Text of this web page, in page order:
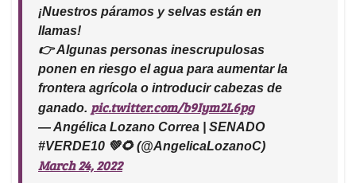
¡Nuestros páramos y selvas están en
llamas!
👉 Algunas personas inescrupulosas
ponen en riesgo el agua para aumentar la
frontera agrícola o introducir cabezas de
ganado. pic.twitter.com/b9Iym2L6pg
— Angélica Lozano Correa | SENADO
#VERDE10 💚🌻 (@AngelicaLozanoC)
March 24, 2022